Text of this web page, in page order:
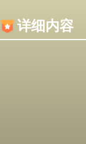
详细内容